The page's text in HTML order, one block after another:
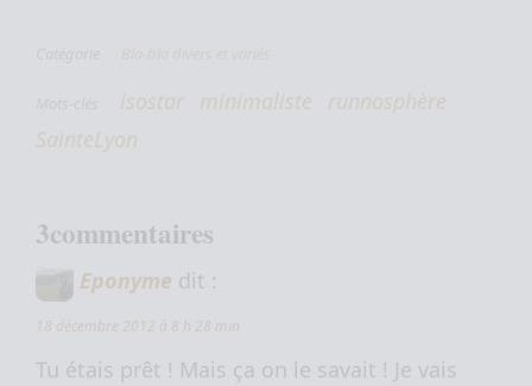
Bla-bla divers et variés
isostar minimaliste
runnosphère
SainteLyon
3commentaires
Eponyme dit :
18 décembre 2012 à 8 h 28 min
Tu étais prêt ! Mais ça on le savait ! Je vais